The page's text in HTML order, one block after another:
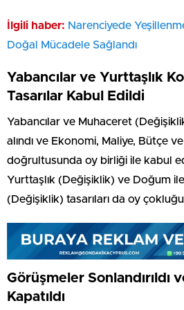
İlgili haber: Narenciyede
Doğal Mücadele Sağlandı
Yabancılar ve Yurttaşlık
Tasarılar Kabul Edildi
Yabancılar ve Muhaceret
alındı ve Ekonomi, Maliye, Bütçe
doğrultusunda oy birliği ile kabul
Yurttaşlık (Değişiklik) ve Doğum
(Değişiklik) tasarıları da oy
Görüşmeler Sonlandırıldı
Kapatıldı